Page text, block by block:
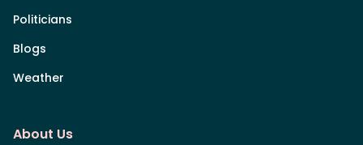
Politicians
Blogs
Weather
About Us